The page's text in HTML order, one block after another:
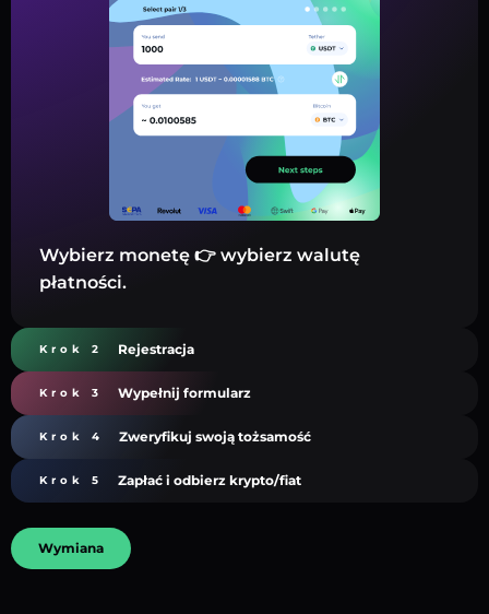
Wybierz monetę 👉 wybierz walutę
płatności.
Krok 2 Rejestracja
Krok 3 Wypełnij formularz
Krok 4 Zweryfikuj swoją tożsamość
Krok 5 Zapłać i odbierz krypto/fiat
Wymiana